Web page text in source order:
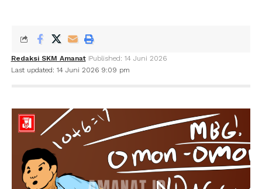
Last updated: 14 Juni 2026 9:09 pm
Redaksi SKM Amanat Published: 14 Juni 2026